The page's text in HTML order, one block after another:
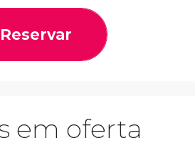
Reservar
em oferta